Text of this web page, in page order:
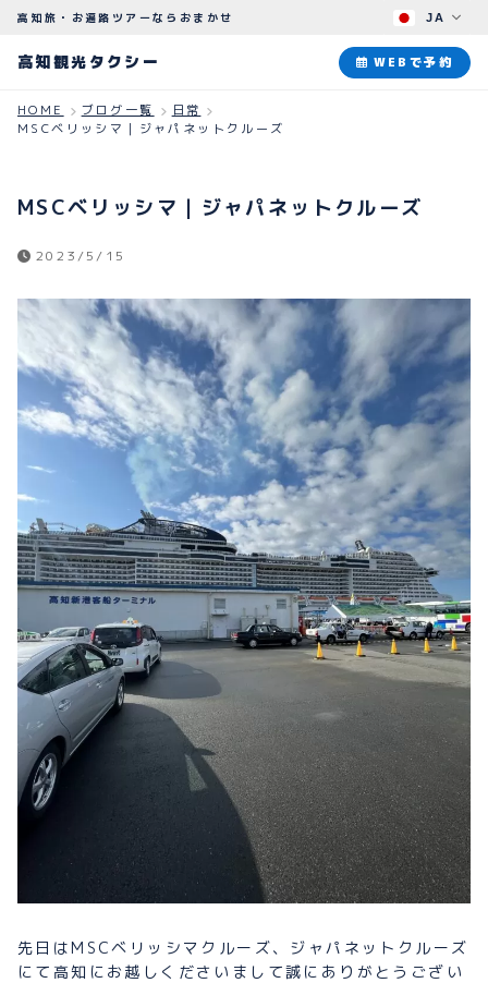
高知観光タクシー
ABOUT
PLAN
観光プラン
ご予約のながれ
BLOG
ブログ
よくある質問
プライバシーポリシー
お問い合わせ
080-1481-9900
メールで予約
WEBで予約
JA
高知旅・お遍路ツアーならおまかせ
高知観光タクシー WEBで予約
HOME ブログ一覧
日常
MSCベリッシマ｜ジャパネットクルーズ
MSCベリッシマ｜ジャパネットクルーズ
2023/5/15
先日はMSCベリッシマクルーズ、ジャパネットクルーズ
にて高知にお越しくださいまして誠にありがとうござい